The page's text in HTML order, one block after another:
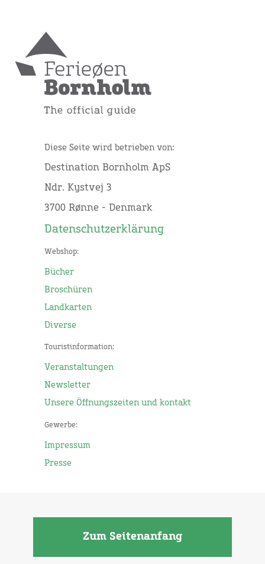
Diese Seite wird betrieben von:
Destination Bornholm ApS
Ndr. Kystvej 3
3700 Rønne - Denmark
Datenschutzerklärung
Webshop:
Bücher
Broschüren
Landkarten
Diverse
Touristinformation:
Veranstaltungen
Newsletter
Unsere Öffnungszeiten und kontakt
Gewerbe:
Impressum
Presse
Zum Seitenanfang